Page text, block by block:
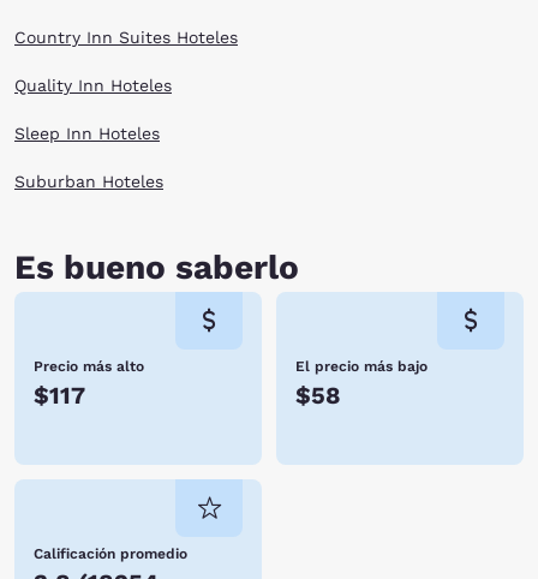
Country Inn Suites Hoteles
Quality Inn Hoteles
Sleep Inn Hoteles
Suburban Hoteles
Es bueno saberlo
Precio más alto
$117
El precio más bajo
$58
Calificación promedio